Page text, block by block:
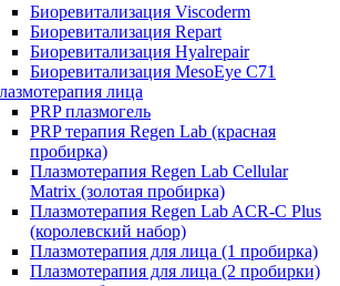
Биоревитализация Viscoderm
Биоревитализация Repart
Биоревитализация Hyalrepair
Биоревитализация MesoEye C71
лица
PRP плазмогель
PRP терапия Regen Lab (красная
пробирка)
Плазмотерапия Regen Lab Cellular
Matrix (золотая пробирка)
Плазмотерапия Regen Lab ACR-C Plus
(королевский набор)
Плазмотерапия для лица (1 пробирка)
Плазмотерапия для лица (2 пробирки)